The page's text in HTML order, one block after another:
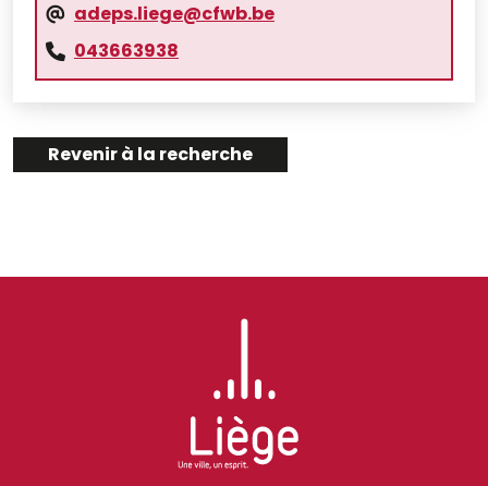
adeps.liege@cfwb.be
043663938
Revenir à la recherche